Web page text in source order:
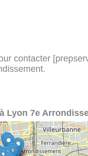
contacter
Lyon 7e